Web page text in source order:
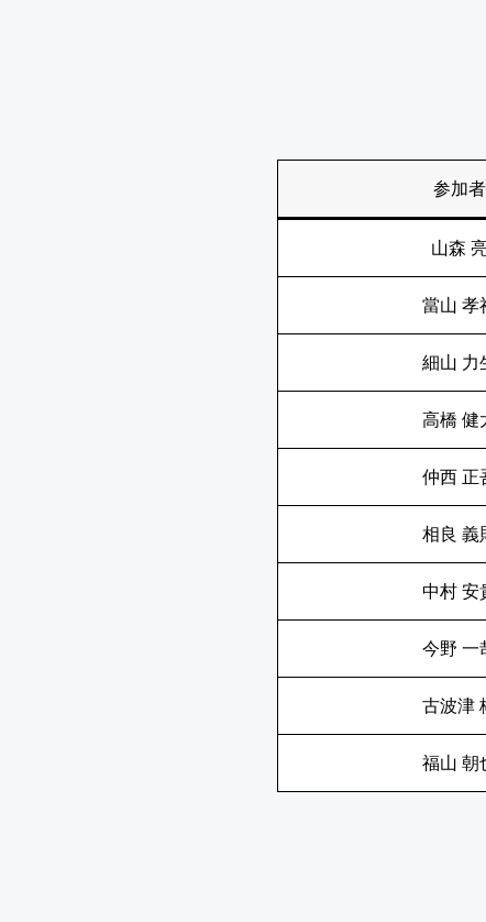
参加者
山森
當山 孝
細山 力
高橋 健
仲西 正
相良 義
中村 安
今野 一
古波津
福山 朝